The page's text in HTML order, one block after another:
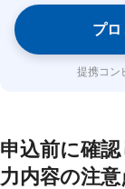
プ
提携コン
申込前に確
力内容の注意